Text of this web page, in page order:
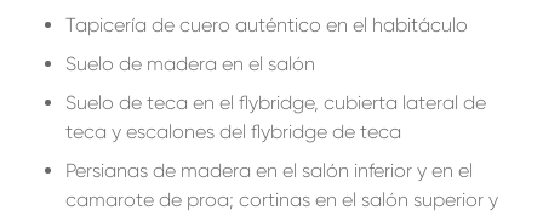
Tapicería de cuero auténtico en el habitáculo
Suelo de madera en el salón
Suelo de teca en el flybridge, cubierta lateral de
teca y escalones del flybridge de teca
Persianas de madera en el salón inferior y en el
camarote de proa; cortinas en el salón superior y